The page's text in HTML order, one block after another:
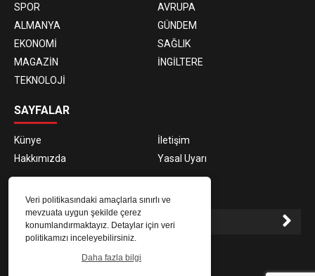
Veri politikasındaki amaçlarla sınırlı ve
mevzuata uygun şekilde çerez
konumlandırmaktayız. Detaylar için veri
politikamızı inceleyebilirsiniz.
Daha fazla bilgi
SPOR
AVRUPA
ALMANYA
GÜNDEM
EKONOMİ
SAĞLIK
MAGAZİN
İNGİLTERE
TEKNOLOJİ
SAYFALAR
Künye
İletişim
Hakkımızda
Yasal Uyarı